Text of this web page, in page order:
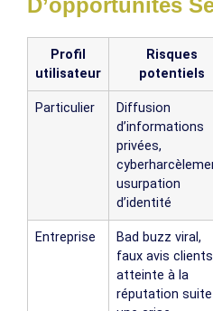
D’opportunités
Profil
utilisateur
Risques
potentiels
Particulier
Diffusion
d’informations
privées,
usurpation
d’identité
Entreprise
Bad buzz viral,
faux avis
atteinte à la
réputation